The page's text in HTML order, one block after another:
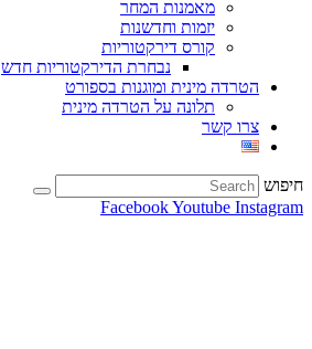
מאמנות המחר
יזמות וחדשנות
קורס דירקטוריות
נבחרת הדירקטוריות חדש
הטרדה מינית ומוגנות בספורט
תלונה על הטרדה מינית
צרו קשר
חיפוש
FacebookYoutube Instagram